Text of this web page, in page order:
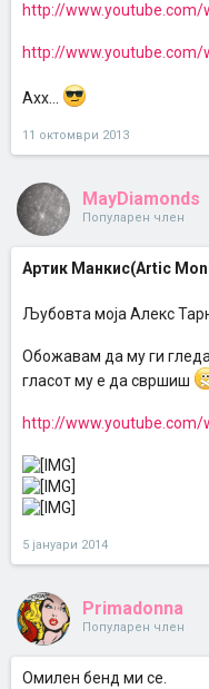
http://www.youtube.com/
http://www.youtube.com/
Ахх...
11 октомври 2013
MayDiamonds
Популарен член
Aртик Манкис(Artic
Љубовта моја Алекс
Обожавам да му ги
гласот му е да свршиш
http://www.youtube.com/
5 јануари 2014
Primadonna
Популарен член
Омилен бенд ми се.